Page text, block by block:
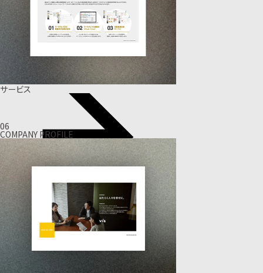
サービス
06
COMPANY PROFILE